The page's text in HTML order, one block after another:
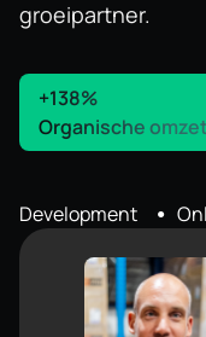
groeipartner.
+138%
Organische omzet
Development